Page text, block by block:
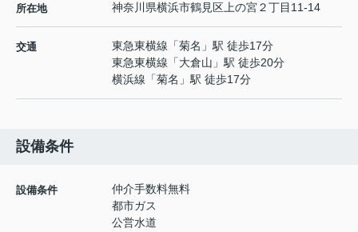
所在地 神奈川県横浜市鶴見区上の宮２丁目11-14
交通 東急東横線 「菊名 」駅 徒歩17分
東急東横線 「大倉山 」駅 徒歩20分
横浜線 「菊名 」駅 徒歩17分
設備条件
設備条件
仲介手数料無料
都市ガス
公営水道